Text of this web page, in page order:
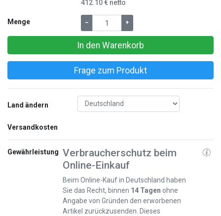
412.10 € netto
Menge – +
In den Warenkorb
Frage zum Produkt
Land ändern
Versandkosten
Gewährleistung Verbraucherschutz beim
Online-Einkauf
Beim Online-Kauf in Deutschland haben
Sie das Recht, binnen 14 Tagen ohne
Angabe von Gründen den erworbenen
Artikel zurückzusenden. Dieses